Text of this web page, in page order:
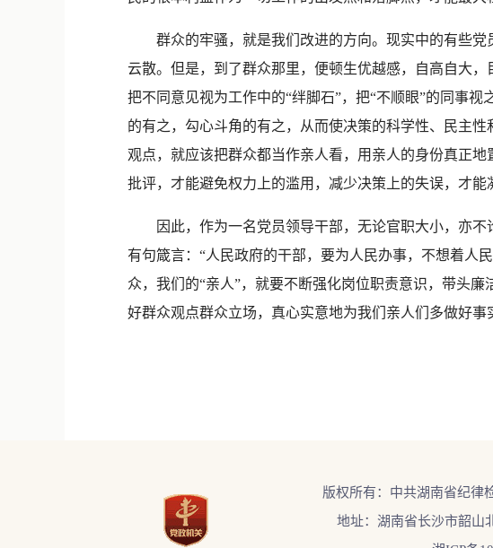
群众的牢骚，就是我们改进的方向。现实中的有些党
云散。但是，到了群众那里，便顿生优越感，自高自大
把不同意见视为工作中的“绊脚石”，把“不顺眼”的同事
的有之，勾心斗角的有之，从而使决策的科学性、民主
观点，就应该把群众都当作亲人看，用亲人的身份真正
批评，才能避免权力上的滥用，减少决策上的失误，才
因此，作为一名党员领导干部，无论官职大小，亦不
有句箴言：“人民政府的干部，要为人民办事，不想着人
众，我们的“亲人”，就要不断强化岗位职责意识，带头
好群众观点群众立场，真心实意地为我们亲人们多做好事
版权所有：中共湖南省纪律
地址：湖南省长沙市韶